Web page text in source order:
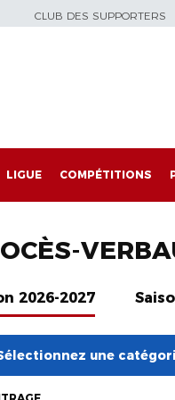
CLUB DES SUPPORTERS
LIGUE COMPÉTITIONS
2026-2027
une